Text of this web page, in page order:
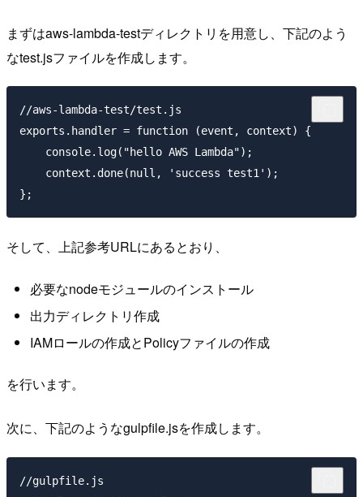
まずはaws-lambda-testディレクトリを用意し、下記のよう
なtest.jsファイルを作成します。
//aws-lambda-test/test.js
exports.handler = function (event, context) {
    console.log("hello AWS Lambda");
    context.done(null, 'success test1');
そして、上記参考URLにあるとおり、
必要なnodeモジュールのインストール
出力ディレクトリ作成
IAMロールの作成とPolicyファイルの作成
を行います。
次に、下記のようなgulpfile.jsを作成します。
//gulpfile.js